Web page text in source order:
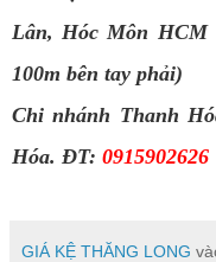
Lân, Hóc Môn HCM
100m bên tay phải)
Chi nhánh Thanh
Hóa. ĐT: 0915902626
GIÁ KỆ THĂNG LONG